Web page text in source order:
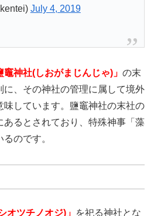
July 4, 2019
竈神社(しおがまじんじゃ)」 の末
に、その神社の管理に属して境外
味しています。鹽竈神社の末社の
あるとされており、特殊神事「藻
のです。
オツチノオジ)」 を祀る神社とな